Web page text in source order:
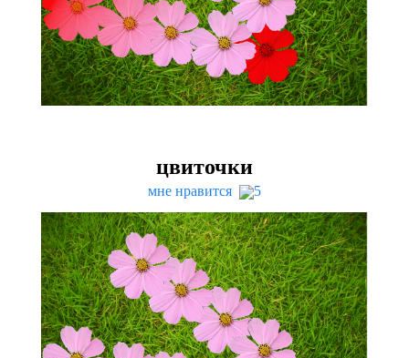
цвиточки
мне нравится 5